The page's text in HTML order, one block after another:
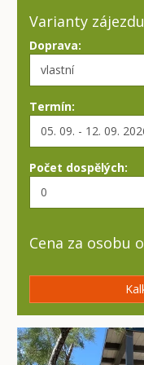
Varianty zájezdu
Doprava:
Termín:
Počet dospělých:
Cena za osobu